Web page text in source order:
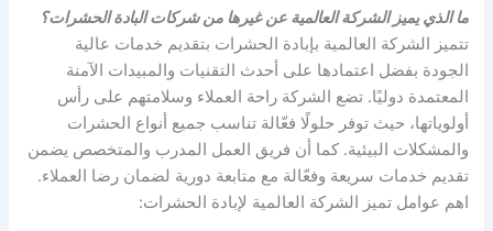
ما الذي يميز الشركة العالمية عن غيرها من شركات البادة الحشرات؟
تتميز الشركة العالمية بإبادة الحشرات بتقديم خدمات عالية
الجودة بفضل اعتمادها على أحدث التقنيات والمبيدات الآمنة
المعتمدة دوليًا. تضع الشركة راحة العملاء وسلامتهم على رأس
أولوياتها، حيث توفر حلولًا فعّالة تناسب جميع أنواع الحشرات
والمشكلات البيئية. كما أن فريق العمل المدرب والمتخصص يضمن
تقديم خدمات سريعة وفعّالة مع متابعة دورية لضمان رضا العملاء.
اهم عوامل تميز الشركة العالمية لإبادة الحشرات: